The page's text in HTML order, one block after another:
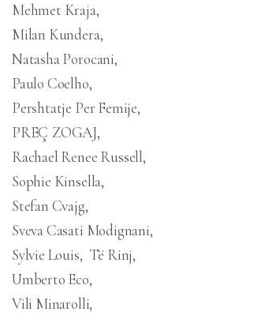
Mehmet Kraja
Milan Kundera
Natasha Porocani
Paulo Coelho
Pershtatje Per Femije
PREÇ ZOGAJ
Rachael Renee Russell
Sophie Kinsella
Stefan Cvajg
Sveva Casati Modignani
Sylvie Louis
Të Rinj
Umberto Eco
Vili Minarolli